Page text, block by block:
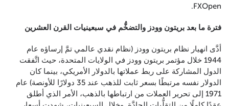
FXOpen.
فترة ما بعد بريتون وودز والتضخُّم في سبعينيات القرن العشرين
أدَّى انهيار نظام بريتون وودز (نظام نقدي عالمي تمَّ إرساؤه عام
1944 خلال مؤتمر بريتون وودز في الولايات المتحدة، حيث اتَّفقت
الدول المشاركة على ربط عملاتها بالدولار الأمريكي، بينما كان
الدولار نفسه مرتبطًا بسعر ثابت للذهب عند 35 دولارًا للأونصة) عام
1971 إلى تحرير العملات من ارتباطها بالذهب، الأمر الذي أطلق